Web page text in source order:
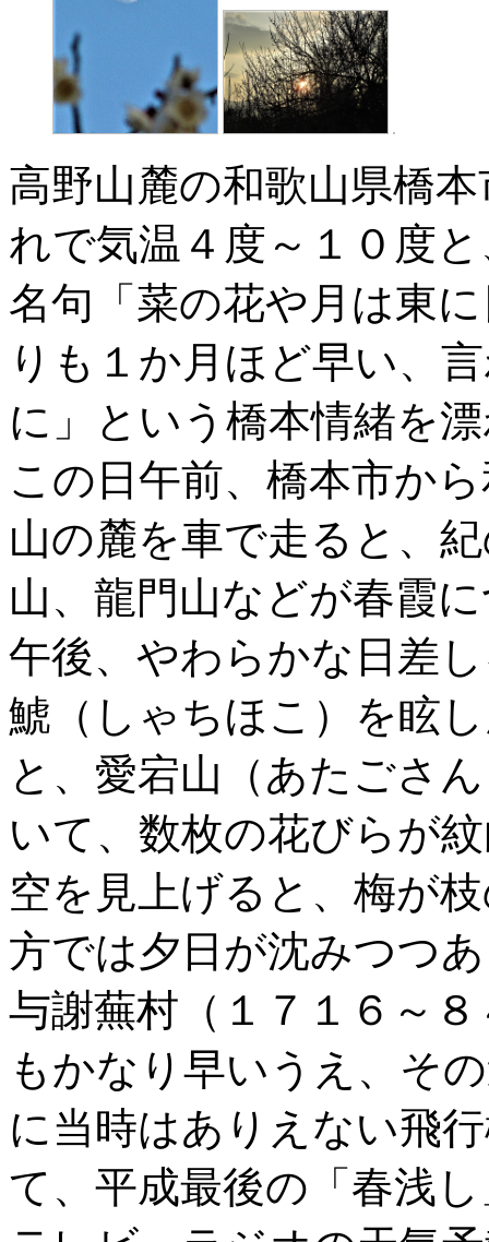
高野山麓の和歌山県橋
れで気温４度～１０度
名句「菜の花や月は東
りも１か月ほど早い、
に」という橋本情緒を
この日午前、橋本市か
山の麓を車で走ると、
山、龍門山などが春霞
午後、やわらかな日差
鯱（しゃちほこ）を眩
と、愛宕山（あたごさ
いて、数枚の花びらが
空を見上げると、梅が
方では夕日が沈みつつ
与謝蕪村（１７１６～
もかなり早いうえ、そ
に当時はありえない飛
て、平成最後の「春浅